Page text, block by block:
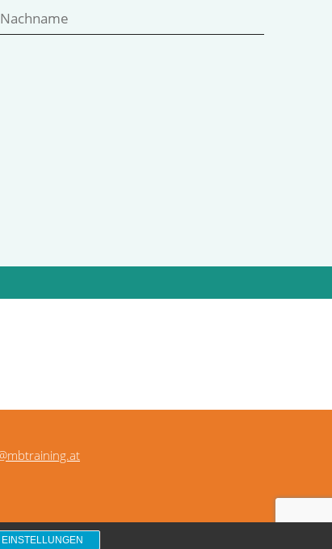
EINSTELLUNGEN